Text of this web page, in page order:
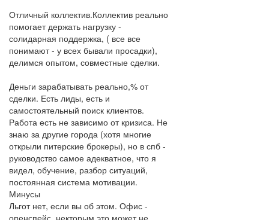
Отличный коллектив.Коллектив реально
помогает держать нагрузку -
солидарная поддержка, ( все все
понимают - у всех бывали просадки),
делимся опытом, совместные сделки.
Деньги зарабатывать реально,% от
сделки. Есть лиды, есть и
самостоятельный поиск клиентов.
Работа есть не зависимо от кризиса. Не
знаю за другие города (хотя многие
открыли питерские брокеры), но в спб -
руководство самое адекватное, что я
видел, обучение, разбор ситуаций,
постоянная система мотивации.
Минусы
Льгот нет, если вы об этом. Офис -
опенспейс, некторым это может не